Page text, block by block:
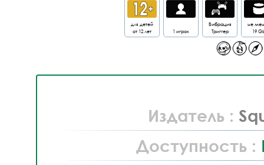
для детей
от 12 лет
1 игрок
Вибрация
Триггер
не
19
Издатель :
Доступность :